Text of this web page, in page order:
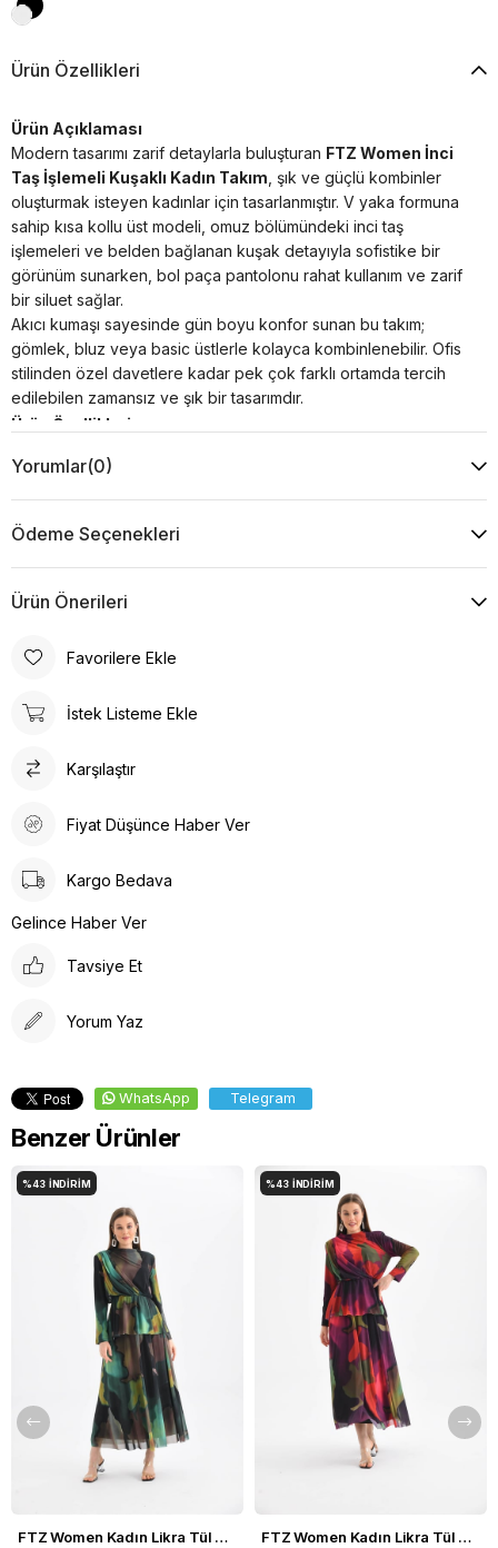
Ürün Özellikleri
Ürün Açıklaması
Modern tasarımı zarif detaylarla buluşturan FTZ Women İnci
Taş İşlemeli Kuşaklı Kadın Takım , şık ve güçlü kombinler
oluşturmak isteyen kadınlar için tasarlanmıştır. V yaka formuna
sahip kısa kollu üst modeli, omuz bölümündeki inci taş
işlemeleri ve belden bağlanan kuşak detayıyla sofistike bir
görünüm sunarken, bol paça pantolonu rahat kullanım ve zarif
bir siluet sağlar.
Akıcı kumaşı sayesinde gün boyu konfor sunan bu takım;
gömlek, bluz veya basic üstlerle kolayca kombinlenebilir. Ofis
stilinden özel davetlere kadar pek çok farklı ortamda tercih
edilebilen zamansız ve şık bir tasarımdır.
Ürün Özellikleri
Kol : -
Yaka Tipi : Düz
Desen : Taş
Kalıp : Rahat Kalıp
Model Ölçüsü
Beden: 36 Boy: 1.80 cm Göğüs: 82 cm Bel: 60 cm Kalça:
Ürün Ölçüsü
Makine ile Soğuk Yıkama Yapınız (30C veya 65F ile 85F)
Kuru Temizleme , Trikloretilen Ayırıçısıyla Az Çözücü
Kullanınız
Çamaşır Suyu Kullanmayınız
Yorumlar(0)
Ödeme Seçenekleri
Ürün Önerileri
Favorilere Ekle
İstek Listeme Ekle
Karşılaştır
Fiyat Düşünce Haber Ver
Kargo Bedava
Gelince Haber Ver
Tavsiye Et
Yorum Yaz
WhatsApp Telegram
Benzer Ürünler
FTZ Women Kadın Likra Tül Takım Yeşil 30419
%43 İNDIRIM
FTZ Women Kadın Likra Tül Takım Mor 30419
%43 İNDIRIM